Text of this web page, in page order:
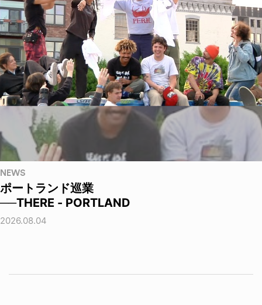
NEWS
ポートランド巡業
──THERE - PORTLAND
2026.08.04